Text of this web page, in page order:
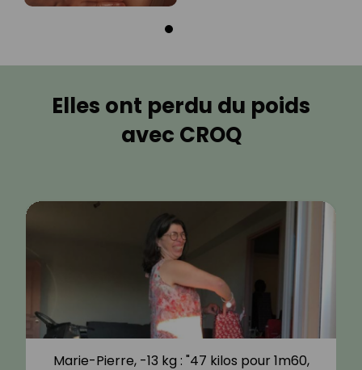
Elles ont perdu du poids
avec CROQ
Marie-Pierre, -13 kg : "47 kilos pour 1m60,